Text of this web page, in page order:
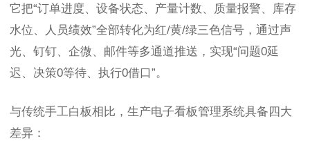
它把“订单进度、设备状态、产量计数、质量报警、库存
水位、人员绩效”全部转化为红/黄/绿三色信号，通过声
光、钉钉、企微、邮件等多通道推送，实现“问题0延
迟、决策0等待、执行0借口”。
与传统手工白板相比，生产电子看板管理系统具备四大
差异：